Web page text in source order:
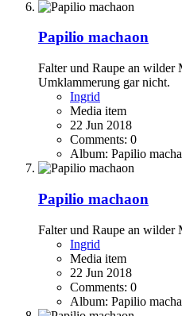
Papilio machaon
Falter und Raupe an wilder
Umklammerung gar nicht.
Ingrid
Media item
22 Jun 2018
Comments: 0
Album: Papilio
Papilio machaon
Falter und Raupe an wilder
Ingrid
Media item
22 Jun 2018
Comments: 0
Album: Papilio